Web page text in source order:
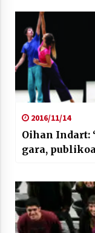
2016/11/14
Oihan Indart:
gara,